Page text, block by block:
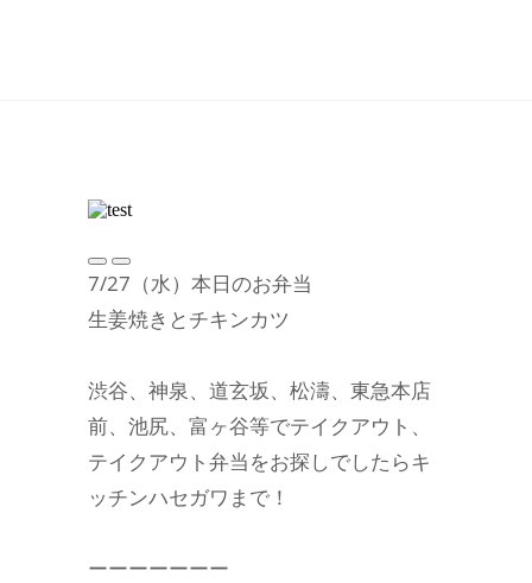
7/27（水）本日のお弁当
生姜焼きとチキンカツ
渋谷、神泉、道玄坂、松濤、東急本店
前、池尻、富ヶ谷等でテイクアウト、
テイクアウト弁当をお探しでしたらキ
ッチンハセガワまで！
ーーーーーーー